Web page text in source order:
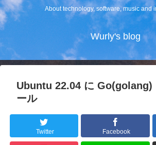
About technology, software, music and
Wurly's blog
Ubuntu 22.04 に Go(golang)
ール
Twitter Facebook